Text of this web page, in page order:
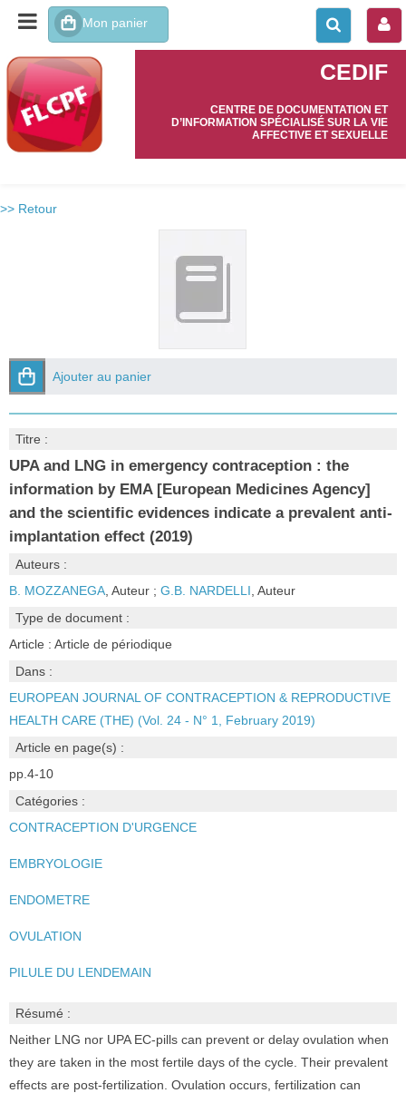
CEDIF
CENTRE DE DOCUMENTATION ET
D’INFORMATION SPÉCIALISÉ SUR LA VIE
AFFECTIVE ET SEXUELLE
>> Retour
Ajouter au panier
Titre :
UPA and LNG in emergency contraception : the
information by EMA [European Medicines Agency]
and the scientific evidences indicate a prevalent anti-
implantation effect (2019)
Auteurs :
B. MOZZANEGA, Auteur ; G.B. NARDELLI , Auteur
Type de document :
Article : Article de périodique
Dans :
EUROPEAN JOURNAL OF CONTRACEPTION & REPRODUCTIVE
HEALTH CARE (THE) (Vol. 24 - N° 1, February 2019)
Article en page(s) :
pp.4-10
Catégories :
CONTRACEPTION D'URGENCE
EMBRYOLOGIE
ENDOMETRE
OVULATION
PILULE DU LENDEMAIN
Résumé :
Neither LNG nor UPA EC-pills can prevent or delay ovulation when
they are taken in the most fertile days of the cycle. Their prevalent
effects are post-fertilization. Ovulation occurs, fertilization can